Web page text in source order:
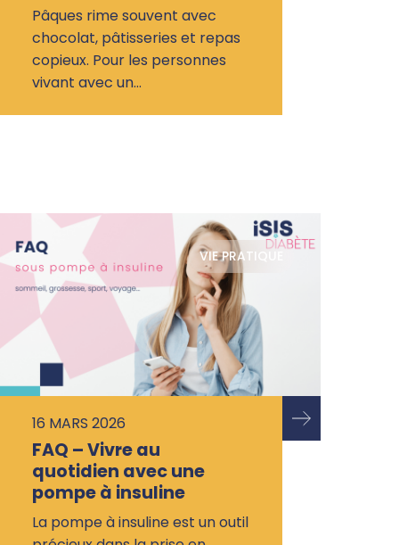
Pâques rime souvent avec
chocolat, pâtisseries et repas
copieux. Pour les personnes
vivant avec un…
VIE PRATIQUE
16 MARS 2026
FAQ – Vivre au
quotidien avec une
pompe à insuline
La pompe à insuline est un outil